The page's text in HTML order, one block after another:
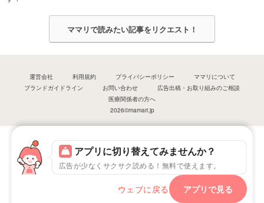
アプリに切り替えてみませんか？
広告が少なくサクサク読める！無料で使えます。
ウェブに戻る アプリで見る
ママリで読みたい記事をリクエスト！
運営会社 利用規約 プライバシーポリシー
ママリについて
ブランドガイドライン
お問い合わせ
広告出稿・お取り組みのご相談
医療関係者の方へ
2026©mamari.jp